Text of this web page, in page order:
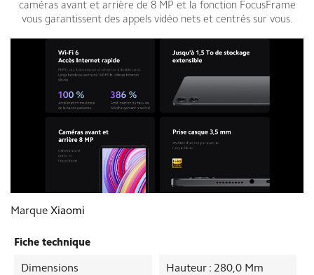
caméras avant et arrière de 8 MP et la fonction FocusFrame
vous garantissent des appels vidéo nets et centrés sur vous.
Marque Xiaomi
Fiche technique
Dimensions
Hauteur : 280,0 Mm